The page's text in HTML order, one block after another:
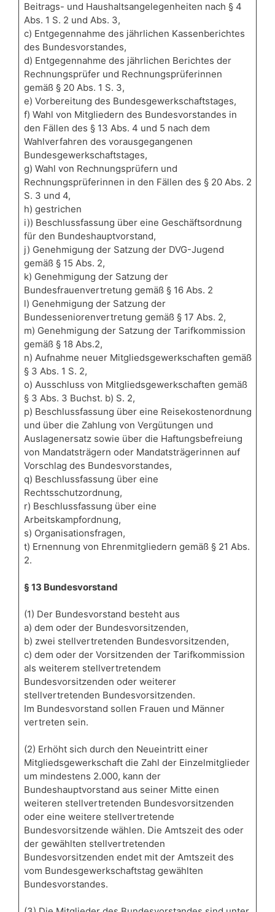
Beitrags- und Haushaltsangelegenheiten nach § 4
Abs. 1 S. 2 und Abs. 3,
c) Entgegennahme des jährlichen Kassenberichtes
des Bundesvorstandes,
d) Entgegennahme des jährlichen Berichtes der
Rechnungsprüfer und Rechnungsprüferinnen
gemäß § 20 Abs. 1 S. 3,
e) Vorbereitung des Bundesgewerkschaftstages,
f) Wahl von Mitgliedern des Bundesvorstandes in
den Fällen des § 13 Abs. 4 und 5 nach dem
Wahlverfahren des vorausgegangenen
Bundesgewerkschaftstages,
g) Wahl von Rechnungsprüfern und
Rechnungsprüferinnen in den Fällen des § 20 Abs. 2
S. 3 und 4,
h) gestrichen
i)) Beschlussfassung über eine Geschäftsordnung
für den Bundeshauptvorstand,
j) Genehmigung der Satzung der DVG-Jugend
gemäß § 15 Abs. 2,
k) Genehmigung der Satzung der
Bundesfrauenvertretung gemäß § 16 Abs. 2
l) Genehmigung der Satzung der
Bundesseniorenvertretung gemäß § 17 Abs. 2,
m) Genehmigung der Satzung der Tarifkommission
gemäß § 18 Abs.2,
n) Aufnahme neuer Mitgliedsgewerkschaften gemäß
§ 3 Abs. 1 S. 2,
o) Ausschluss von Mitgliedsgewerkschaften gemäß
§ 3 Abs. 3 Buchst. b) S. 2,
p) Beschlussfassung über eine Reisekostenordnung
und über die Zahlung von Vergütungen und
Auslagenersatz sowie über die Haftungsbefreiung
von Mandatsträgern oder Mandatsträgerinnen auf
Vorschlag des Bundesvorstandes,
q) Beschlussfassung über eine
Rechtsschutzordnung,
r) Beschlussfassung über eine
Arbeitskampfordnung,
s) Organisationsfragen,
t) Ernennung von Ehrenmitgliedern gemäß § 21 Abs.
2.
§ 13 Bundesvorstand
(1) Der Bundesvorstand besteht aus
a) dem oder der Bundesvorsitzenden,
b) zwei stellvertretenden Bundesvorsitzenden,
c) dem oder der Vorsitzenden der Tarifkommission
als weiterem stellvertretendem
Bundesvorsitzenden oder weiterer
stellvertretenden Bundesvorsitzenden.
Im Bundesvorstand sollen Frauen und Männer
vertreten sein.
(2) Erhöht sich durch den Neueintritt einer
Mitgliedsgewerkschaft die Zahl der Einzelmitglieder
um mindestens 2.000, kann der
Bundeshauptvorstand aus seiner Mitte einen
weiteren stellvertretenden Bundesvorsitzenden
oder eine weitere stellvertretende
Bundesvorsitzende wählen. Die Amtszeit des oder
der gewählten stellvertretenden
Bundesvorsitzenden endet mit der Amtszeit des
vom Bundesgewerkschaftstag gewählten
Bundesvorstandes.